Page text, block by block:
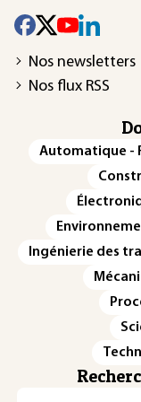
Nos newsletters
Nos flux RSS
Automatique -
Ingénierie des